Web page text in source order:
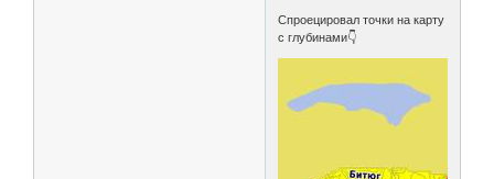
Спроецировал точки на карту
с глубинами👇